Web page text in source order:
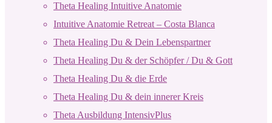
Theta Healing Intuitive Anatomie
Intuitive Anatomie Retreat – Costa Blanca
Theta Healing Du & Dein Lebenspartner
Theta Healing Du & der Schöpfer / Du & Gott
Theta Healing Du & die Erde
Theta Healing Du & dein innerer Kreis
Theta Ausbildung IntensivPlus